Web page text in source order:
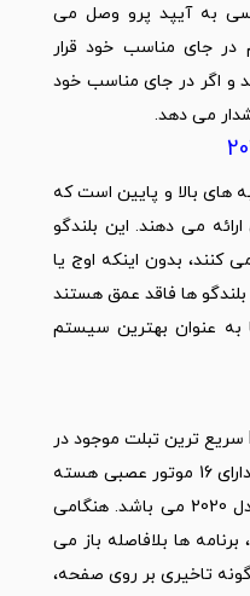
به آیپد پرو وصل می
در جای مناسب خود قرار
اگر در جای مناسب خود
می دهد.
4 بلندگو در لبه های بالا و پایین است که
می دهند. این بلندگو
بدون اینکه اوج یا
ها فاقد عمق هستند
به عنوان بهترین سیستم
آیپد پرو با بهره گیری از تراشه M1 سریع ترین تبلت موجود در
بازار محسوب می شود. آیپد پرو دارای 16 موتور عصبی هسته
ای است و 50 برابر سریع تر از مدل 2020 می باشد. هنگامی
ها بلافاصله باز می
تاخیری بر روی صفحه،